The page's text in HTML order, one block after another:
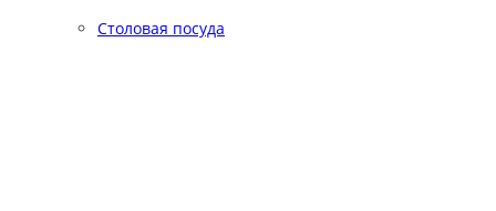
Столовая посуда